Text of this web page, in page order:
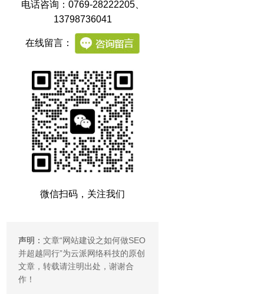
电话咨询：0769-28222205、
13798736041
在线留言：
微信扫码，关注我们
声明：文章“网站建设之如何做SEO
并超越同行”为云派网络科技的原创
文章，转载请注明出处，谢谢合
作！